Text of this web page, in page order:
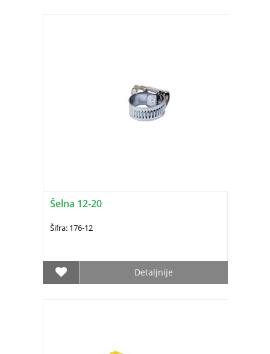
Šelna 12-20
Šifra: 176-12
Detaljnije